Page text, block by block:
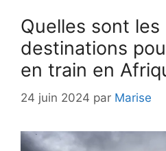
Quelles sont les
destinations
en train en
24 juin 2024 par Marise